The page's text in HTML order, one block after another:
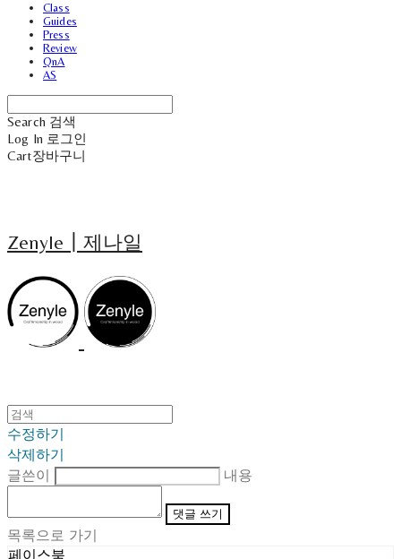
Class
Guides
Press
Review
QnA
AS
Search 검색
Log In 로그인
Cart장바구니
Zenyle┃제나일
수정하기
삭제하기
글쓴이
내용
댓글 쓰기
목록으로 가기
페이스북